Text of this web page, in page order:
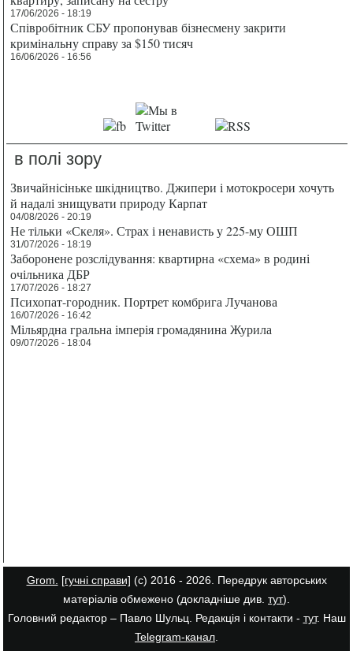
17/06/2026 - 18:19
Співробітник СБУ пропонував бізнесмену закрити
кримінальну справу за $150 тисяч
16/06/2026 - 16:56
в полі зору
Звичайнісіньке шкідництво. Джипери і мотокросери хочуть
й надалі знищувати природу Карпат
04/08/2026 - 20:19
Не тільки «Скеля». Страх і ненависть у 225-му ОШП
31/07/2026 - 18:19
Заборонене розслідування: квартирна «схема» в родині
очільника ДБР
17/07/2026 - 18:27
Психопат-городник. Портрет комбрига Лучанова
16/07/2026 - 16:42
Мільярдна гральна імперія громадянина Журила
09/07/2026 - 18:04
Grom. [гучні справи] (с) 2016 - 2026. Передрук авторських
матеріалів обмежено (докладніше див. тут).
Головний редактор – Павло Шульц. Редакція і контакти - тут. Наш
Telegram-канал